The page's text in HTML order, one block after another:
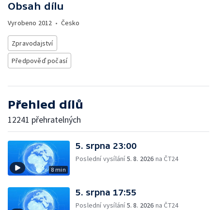
Obsah dílu
Vyrobeno 2012 • Česko
Zpravodajství
Předpověď počasí
Přehled dílů
12241 přehratelných
8 min
5. srpna 23:00
Poslední vysílání5. 8. 2026 na ČT24
5. srpna 17:55
Poslední vysílání5. 8. 2026 na ČT24